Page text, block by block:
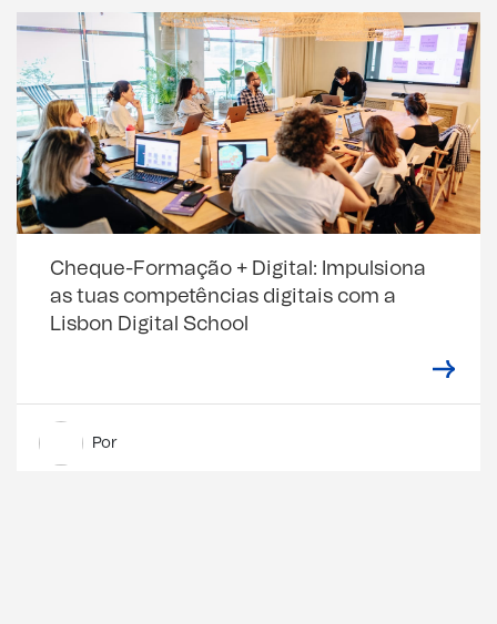
Cheque-Formação + Digital: Impulsiona
as tuas competências digitais com a
Lisbon Digital School
Por